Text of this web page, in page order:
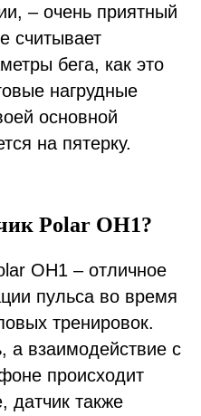
– очень приятный
считывает
бега, как это
нагрудные
основной
на пятерку.
Polar OH1?
OH1 – отличное
пульса во время
тренировок.
а взаимодействие с
происходит
датчик также